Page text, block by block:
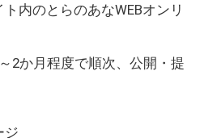
内のとらのあなWEBオンリ
2か月程度で順次、公開・提
ジ